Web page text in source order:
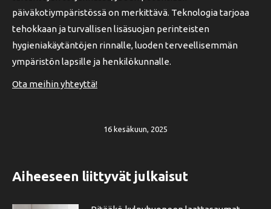
päiväkotiympäristössä on merkittävä. Teknologia tarjoaa
tehokkaan ja turvallisen lisäsuojan perinteisten
hygieniakäytäntöjen rinnalle, luoden terveellisemmän
ympäristön lapsille ja henkilökunnalle.
Ota meihin yhteyttä!
16 kesäkuun, 2025
Aiheeseen liittyvät julkaisut